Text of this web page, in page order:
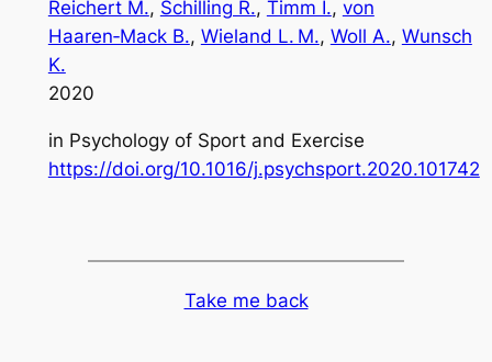
Reichert M., Schilling R., Timm I., von
Haaren‑Mack B., Wieland L. M., Woll A., Wunsch
K.
2020
in Psychology of Sport and Exercise
https://doi.org/10.1016/j.psychsport.2020.101742
Take me back